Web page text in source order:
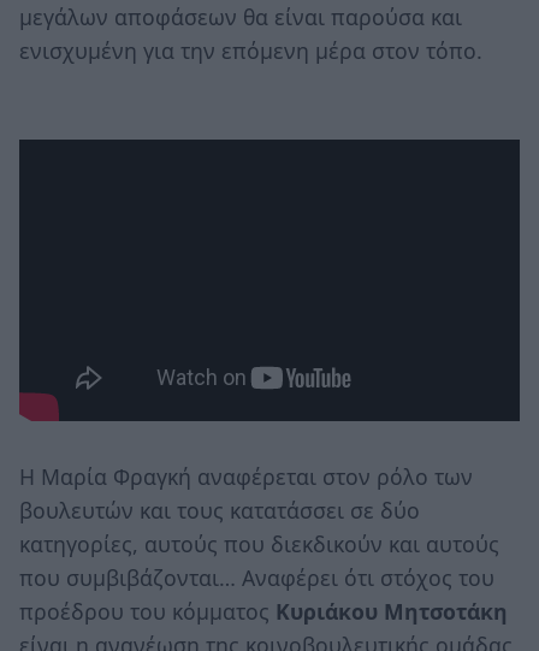
μεγάλων αποφάσεων θα είναι παρούσα και
ενισχυμένη για την επόμενη μέρα στον τόπο.
Η Μαρία Φραγκή αναφέρεται στον ρόλο των
βουλευτών και τους κατατάσσει σε δύο
κατηγορίες, αυτούς που διεκδικούν και αυτούς
που συμβιβάζονται… Αναφέρει ότι στόχος του
προέδρου του κόμματος Κυριάκου Μητσοτάκη
είναι η ανανέωση της κοινοβουλευτικής ομάδας